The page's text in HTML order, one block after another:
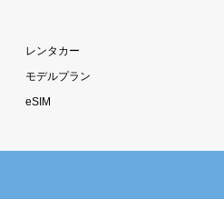
レンタカー
モデルプラン
eSIM